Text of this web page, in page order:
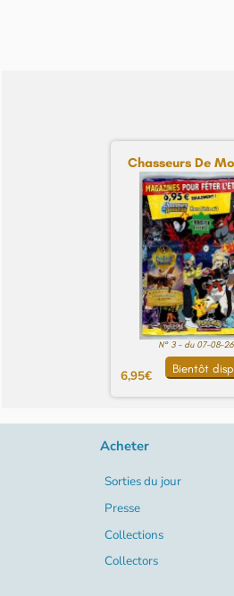
Chasseurs De
N° 3 - du 07-08-26
6,95€ Bientôt
Acheter
Sorties du jour
Presse
Collections
Collectors